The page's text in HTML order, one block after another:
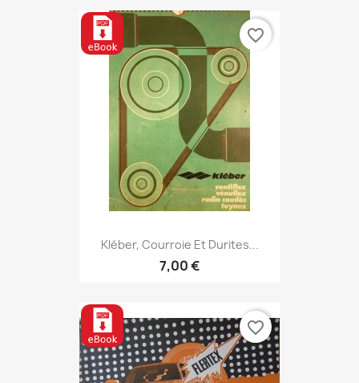
Kléber, Courroie Et Durites...
7,00 €
favorite_border
favorite_border